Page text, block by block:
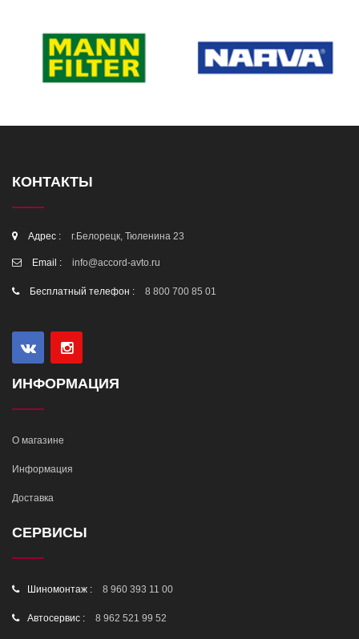
КОНТАКТЫ
Адрес : г.Белорецк, Тюленина 23
Email : info@accord-avto.ru
Бесплатный телефон : 8 800 700 85 01
ИНФОРМАЦИЯ
О магазине
Информация
Доставка
СЕРВИСЫ
Шиномонтаж : 8 960 393 11 00
Автосервис : 8 962 521 99 52